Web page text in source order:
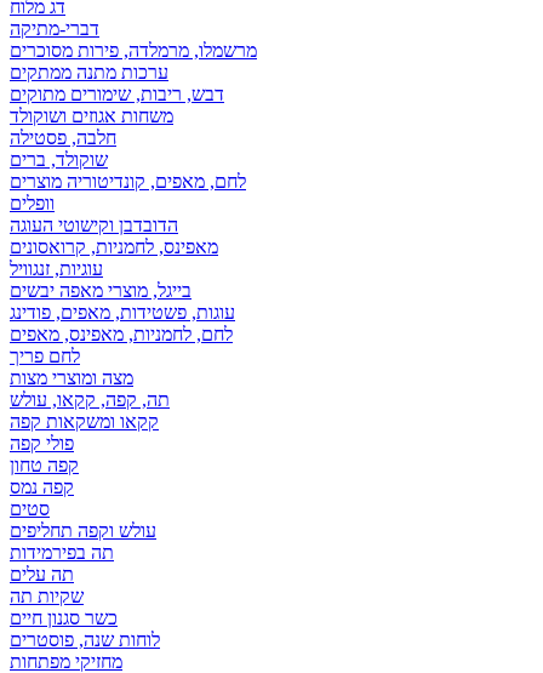
דג מלוח
דברי-מתיקה
מרשמלו, מרמלדה, פירות מסוכרים
ערכות מתנה ממתקים
דבש, ריבות, שימורים מתוקים
משחות אגוזים ושוקולד
חלבה, פסטילה
שוקולד, ברים
לחם, מאפים, קונדיטוריה מוצרים
וופלים
הדובדבן וקישוטי העוגה
מאפינס, לחמניות, קרואסונים
עוגיות, זנגוויל
בייגל, מוצרי מאפה יבשים
עוגות, פשטידות, מאפים, פודינג
לחם, לחמניות, מאפינס, מאפים
לחם פריך
מצה ומוצרי מצות
תה, קפה, קקאו, עולש
קקאו ומשקאות קפה
פולי קפה
קפה טחון
קפה נמס
סטים
עולש וקפה תחליפים
תה בפירמידות
תה עלים
שקיות תה
כשר סגנון חיים
לוחות שנה, פוסטרים
מחזיקי מפתחות